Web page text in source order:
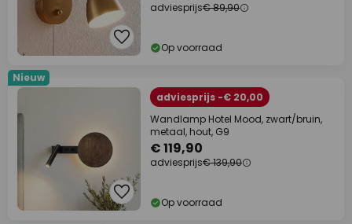
adviesprijs€ 89,90
Op voorraad
Nieuw
adviesprijs -€ 20,00
Wandlamp Hotel Mood, zwart/bruin,
metaal, hout, G9
€ 119,90
adviesprijs€ 139,90
Op voorraad